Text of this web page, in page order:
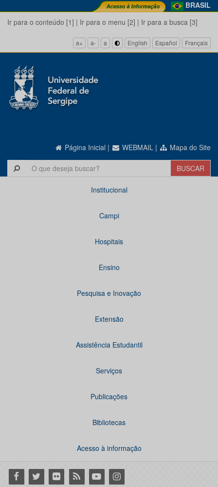
BRASIL
Ir para o conteúdo [1] | Ir para o menu [2] | Ir para a busca [3]
a+ a- a English Español Français
Página Inicial | WEBMAIL | Mapa do Site
Institucional
Campi
Hospitais
Ensino
Pesquisa e Inovação
Extensão
Assistência Estudantil
Serviços
Publicações
Bibliotecas
Acesso à informação
Facebook
Twitter Flickr RSS YoutubeInstagram